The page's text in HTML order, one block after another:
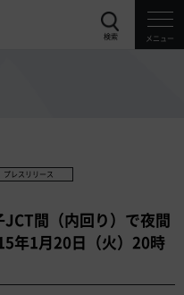
検索 メニュー
プレスリリース
間（内回り）で夜間
年1月20日（火）20時